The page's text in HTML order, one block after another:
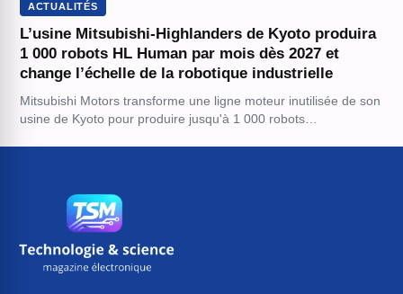
ACTUALITÉS
L’usine Mitsubishi-Highlanders de Kyoto produira
1 000 robots HL Human par mois dès 2027 et
change l’échelle de la robotique industrielle
Mitsubishi Motors transforme une ligne moteur inutilisée de son
usine de Kyoto pour produire jusqu'à 1 000 robots…